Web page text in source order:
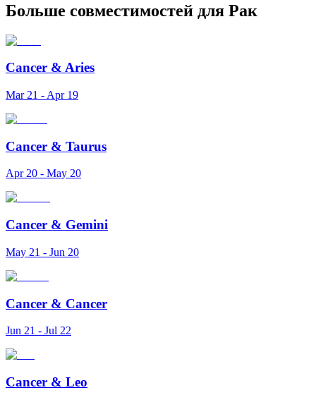
Больше совместимостей для Рак
Cancer & Aries
Mar 21 - Apr 19
Cancer & Taurus
Apr 20 - May 20
Cancer & Gemini
May 21 - Jun 20
Cancer & Cancer
Jun 21 - Jul 22
Cancer & Leo